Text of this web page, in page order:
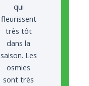
qui
fleurissent
très tôt
dans la
saison. Les
osmies
sont très